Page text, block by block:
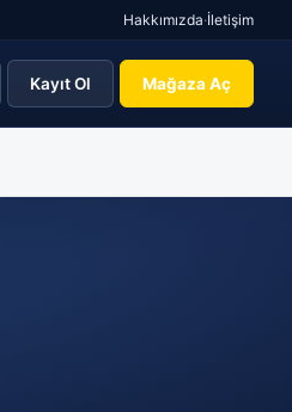
Hakkımızda·İletişim
Kayıt Ol Mağaza Aç